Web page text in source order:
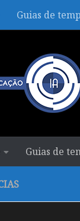
Guias de
Guias de